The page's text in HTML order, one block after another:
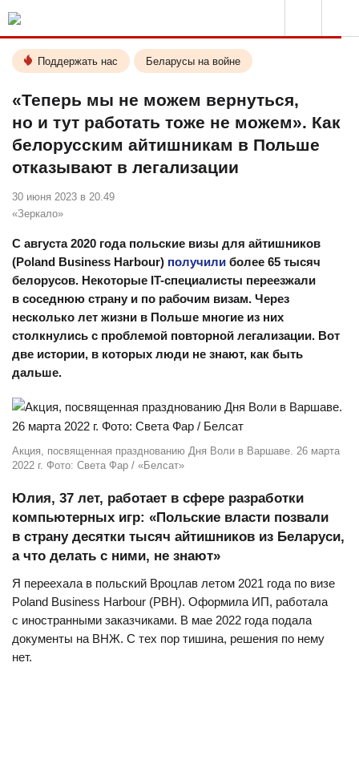
Поддержать нас Беларусы на войне
«Теперь мы не можем вернуться,
но и тут работать тоже не можем». Как
белорусским айтишникам в Польше
отказывают в легализации
30 июня 2023 в 20.49
«Зеркало»
С августа 2020 года польские визы для айтишников
(Poland Business Harbour) получили более 65 тысяч
белорусов. Некоторые IT-специалисты переезжали
в соседнюю страну и по рабочим визам. Через
несколько лет жизни в Польше многие из них
столкнулись с проблемой повторной легализации. Вот
две истории, в которых люди не знают, как быть
дальше.
Акция, посвященная празднованию Дня Воли в Варшаве. 26 марта
2022 г. Фото: Света Фар / «Белсат»
Юлия, 37 лет, работает в сфере разработки
компьютерных игр: «Польские власти позвали
в страну десятки тысяч айтишников из Беларуси,
а что делать с ними, не знают»
Я переехала в польский Вроцлав летом 2021 года по визе
Poland Business Harbour (PBH). Оформила ИП, работала
с иностранными заказчиками. В мае 2022 года подала
документы на ВНЖ. С тех пор тишина, решения по нему
нет.